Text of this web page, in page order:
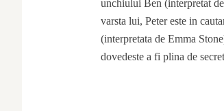
unchiului Ben (interpretat
varsta lui, Peter este in
(interpretata de Emma
dovedeste a fi plina de